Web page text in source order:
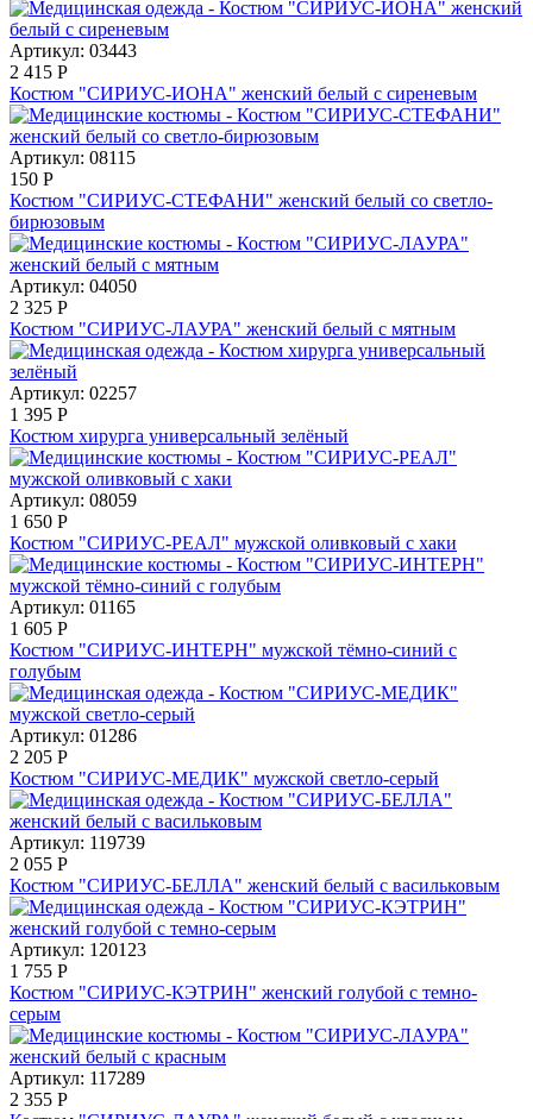
Артикул: 03443
2 415 Р
Костюм "СИРИУС-ИОНА" женский белый с сиреневым
Артикул: 08115
150 Р
Костюм "СИРИУС-СТЕФАНИ" женский белый со светло-
бирюзовым
Артикул: 04050
2 325 Р
Костюм "СИРИУС-ЛАУРА" женский белый с мятным
Артикул: 02257
1 395 Р
Костюм хирурга универсальный зелёный
Артикул: 08059
1 650 Р
Костюм "СИРИУС-РЕАЛ" мужской оливковый с хаки
Артикул: 01165
1 605 Р
Костюм "СИРИУС-ИНТЕРН" мужской тёмно-синий с
голубым
Артикул: 01286
2 205 Р
Костюм "СИРИУС-МЕДИК" мужской светло-серый
Артикул: 119739
2 055 Р
Костюм "СИРИУС-БЕЛЛА" женский белый с васильковым
Артикул: 120123
1 755 Р
Костюм "СИРИУС-КЭТРИН" женский голубой с темно-
серым
Артикул: 117289
2 355 Р